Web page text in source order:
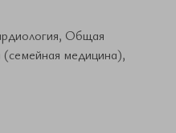
Общая
(семейная медицина),